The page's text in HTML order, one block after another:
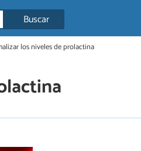
Buscar
los niveles de prolactina